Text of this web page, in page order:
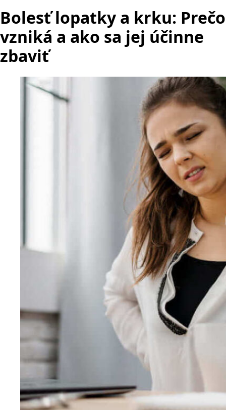
Bolesť lopatky a krku: Prečo
vzniká a ako sa jej účinne
zbaviť